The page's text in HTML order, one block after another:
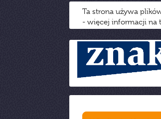
Ta strona używa
- więcej informacji na